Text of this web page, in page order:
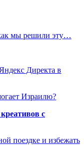
мы решили эту…
Директа в
Израилю?
с
поездке и избежать